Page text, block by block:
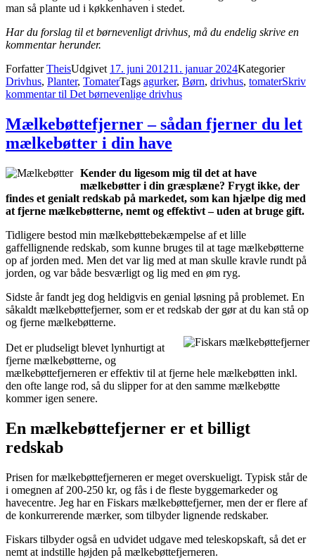
man så plante ud i køkkenhaven i stedet.
Har du forslag til et børnevenligt drivhus, må du endelig skrive en
kommentar herunder.
ForfatterTheisUdgivet 17. juni 201211. januar 2024Kategorier
Drivhus, Planter, TomaterTags agurker, Børn, drivhus, tomaterSkriv
kommentartil Det børnevenlige drivhus
Mælkebøttefjerner – sådan fjerner du let
mælkebøtter i din have
Kender du ligesom mig til det at have
mælkebøtter i din græsplæne? Frygt ikke, der
findes et genialt redskab på markedet, som kan hjælpe dig med
at fjerne mælkebøtterne, nemt og effektivt – uden at bruge gift.
Tidligere bestod min mælkebøttebekæmpelse af et lille
gaffellignende redskab, som kunne bruges til at tage mælkebøtterne
op af jorden med. Men det var lig med at man skulle kravle rundt på
jorden, og var både besværligt og lig med en øm ryg.
Sidste år fandt jeg dog heldigvis en genial løsning på problemet. En
såkaldt mælkebøttefjerner, som er et redskab der gør at du kan stå op
og fjerne mælkebøtterne.
Det er pludseligt blevet lynhurtigt at
fjerne mælkebøtterne, og
mælkebøttefjerneren er effektiv til at fjerne hele mælkebøtten inkl.
den ofte lange rod, så du slipper for at den samme mælkebøtte
kommer igen senere.
En mælkebøttefjerner er et billigt
redskab
Prisen for mælkebøttefjerneren er meget overskueligt. Typisk står de
i omegnen af 200-250 kr, og fås i de fleste byggemarkeder og
havecentre. Jeg har en Fiskars mælkebøttefjerner, men der er flere af
de konkurrerende mærker, som tilbyder lignende redskaber.
Fiskars tilbyder også en udvidet udgave med teleskopskaft, så det er
nemt at indstille højden på mælkebøttefjerneren.